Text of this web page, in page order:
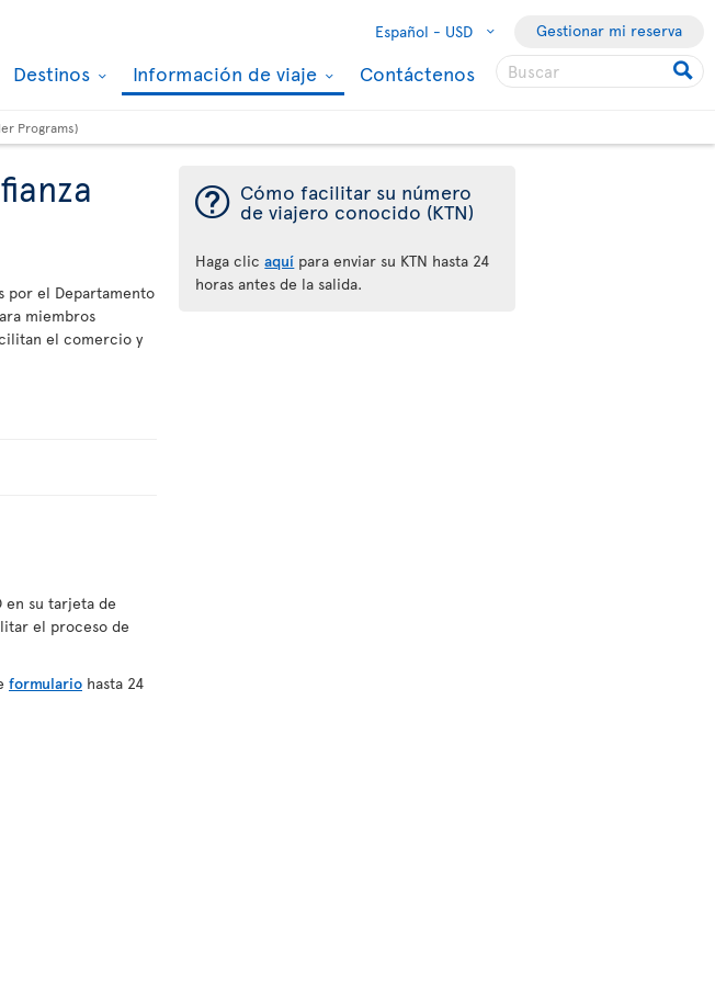
Español - USD Gestionar mi reserva
Destinos Información de viaje Contáctenos
Programs)
por el Departamento
miembros
el comercio y
en su tarjeta de
el proceso de
formulario hasta 24
¯ Cómo facilitar su número
de viajero conocido (KTN)
Haga clicaquí para enviar su KTN hasta 24
horas antes de la salida.